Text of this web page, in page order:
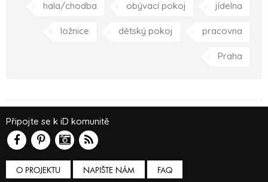
hala/chodba obývací pokoj jídelna
ložnice dětský pokoj pracovna
Praha
O PROJEKTU NAPIŠTE NÁM
Připojte se k iD komunitě
FAQ